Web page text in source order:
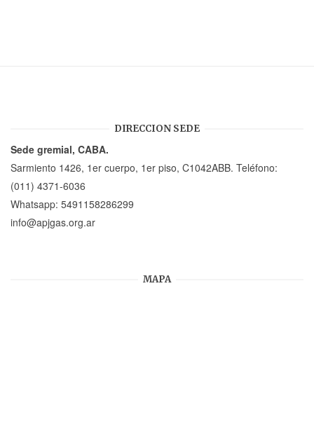
DIRECCION SEDE
Sede gremial, CABA.
Sarmiento 1426, 1er cuerpo, 1er piso, C1042ABB. Teléfono:
(011) 4371-6036
Whatsapp: 5491158286299
info@apjgas.org.ar
MAPA